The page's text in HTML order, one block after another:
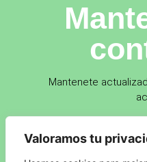
Valoramos tu
Mantenete